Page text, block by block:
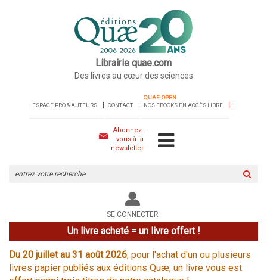
Librairie quae.com
Des livres au cœur des sciences
ESPACE PRO & AUTEURS CONTACT
QUAE-OPEN
NOS EBOOKS EN ACCÈS LIBRE
Abonnez-
vous à la
newsletter
le
site
SE CONNECTER
Un livre acheté = un livre offert !
Du 20 juillet au 31 août 2026, pour l'achat d'un ou plusieurs
livres papier publiés aux éditions Quæ, un livre vous est